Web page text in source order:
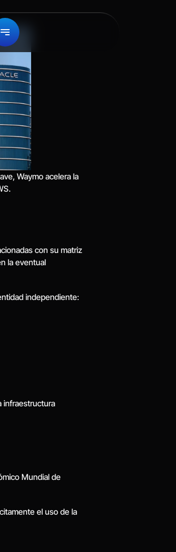
Waymo acelera la
con su matriz
la eventual
independiente:
infraestructura
Mundial de
el uso de la